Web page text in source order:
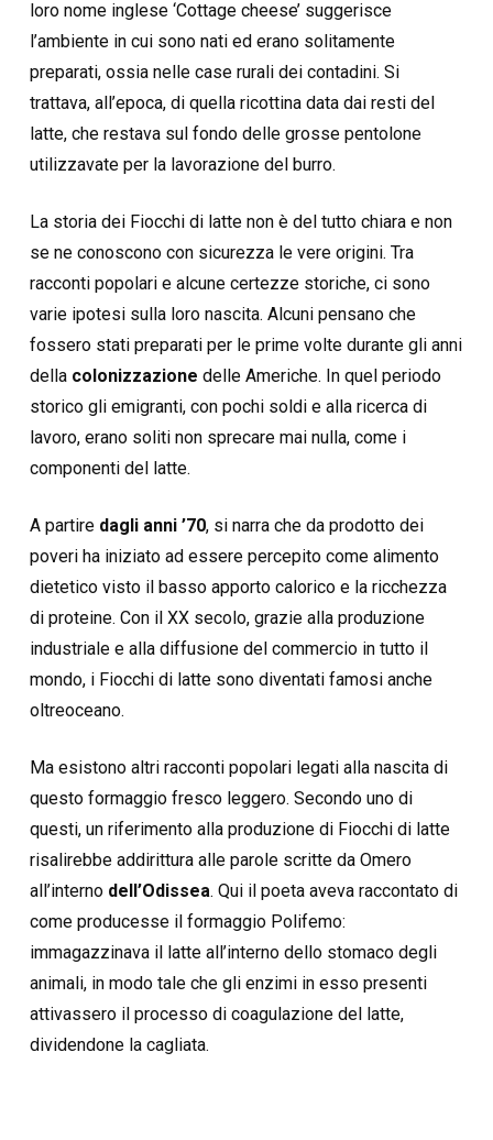
loro nome inglese ‘Cottage cheese’ suggerisce
l’ambiente in cui sono nati ed erano solitamente
preparati, ossia nelle case rurali dei contadini. Si
trattava, all’epoca, di quella ricottina data dai resti del
latte, che restava sul fondo delle grosse pentolone
utilizzavate per la lavorazione del burro.
La storia dei Fiocchi di latte non è del tutto chiara e non
se ne conoscono con sicurezza le vere origini. Tra
racconti popolari e alcune certezze storiche, ci sono
varie ipotesi sulla loro nascita. Alcuni pensano che
fossero stati preparati per le prime volte durante gli anni
della colonizzazione delle Americhe. In quel periodo
storico gli emigranti, con pochi soldi e alla ricerca di
lavoro, erano soliti non sprecare mai nulla, come i
componenti del latte.
A partire dagli anni ’70, si narra che da prodotto dei
poveri ha iniziato ad essere percepito come alimento
dietetico visto il basso apporto calorico e la ricchezza
di proteine. Con il XX secolo, grazie alla produzione
industriale e alla diffusione del commercio in tutto il
mondo, i Fiocchi di latte sono diventati famosi anche
oltreoceano.
Ma esistono altri racconti popolari legati alla nascita di
questo formaggio fresco leggero. Secondo uno di
questi, un riferimento alla produzione di Fiocchi di latte
risalirebbe addirittura alle parole scritte da Omero
all’interno dell’Odissea. Qui il poeta aveva raccontato di
come producesse il formaggio Polifemo:
immagazzinava il latte all’interno dello stomaco degli
animali, in modo tale che gli enzimi in esso presenti
attivassero il processo di coagulazione del latte,
dividendone la cagliata.